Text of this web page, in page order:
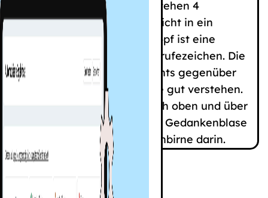
Leichte Sprache